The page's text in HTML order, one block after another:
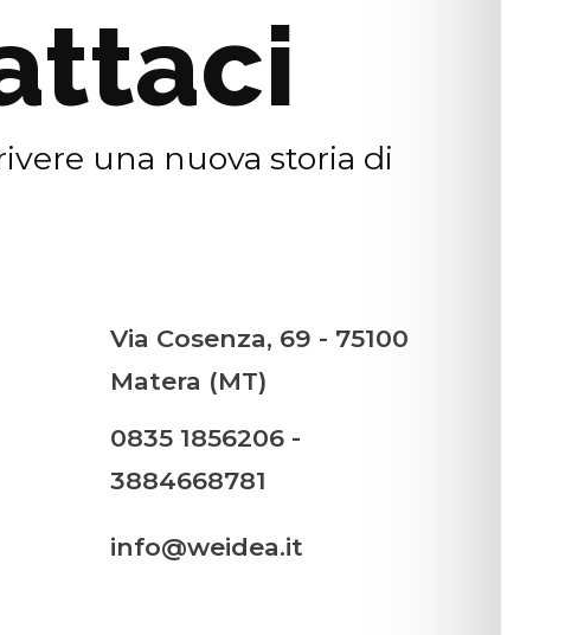
una nuova storia di
Via Cosenza, 69 - 75100
Matera (MT)
0835 1856206 -
3884668781
info@weidea.it